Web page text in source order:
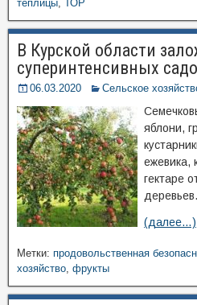
теплицы, ТОР
В Курской области
суперинтенсивных
06.03.2020 Сельское
яблони,
ежевика,
гектаре
деревьев.
(далее…)
Метки: продовольственная
хозяйство, фрукты